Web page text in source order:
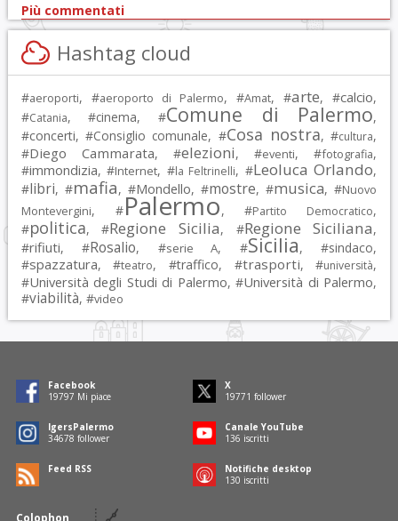
Più commentati
Hashtag cloud
#aeroporti, #aeroporto di Palermo, #Amat, #arte, #calcio,
#Catania, #cinema, #Comune di Palermo,
#concerti, #Consiglio comunale, #Cosa nostra, #cultura,
#Diego Cammarata, #elezioni, #eventi, #fotografia,
#immondizia, #Internet, #la Feltrinelli, #Leoluca Orlando,
#libri, #mafia, #Mondello, #mostre, #musica, #Nuovo
Montevergini, #Palermo, #Partito Democratico,
#politica, #Regione Sicilia, #Regione Siciliana,
#rifiuti, #Rosalio, #serie A, #Sicilia, #sindaco,
#spazzatura, #teatro, #traffico, #trasporti, #università,
#Università degli Studi di Palermo, #Università di Palermo,
#viabilità, #video
Colophon
Facebook
19797 Mi piace
X
19771 follower
IgersPalermo
34678 follower
Canale YouTube
136 iscritti
Feed RSS
Notifiche desktop
130 iscritti